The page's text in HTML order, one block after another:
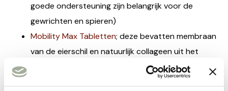
goede ondersteuning zijn belangrijk voor de
gewrichten en spieren)
Mobility Max Tabletten; deze bevatten membraan
van de eierschil en natuurlijk collageen uit het
velletje tussen eierschil en eiwit, wat een positief
effect heeft op gewrichten en pezen